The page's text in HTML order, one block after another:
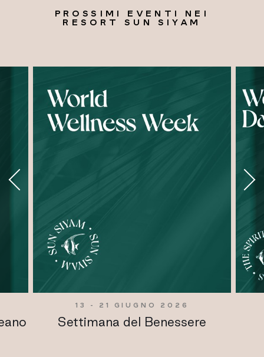
PROSSIMI EVENTI NEI
RESORT SUN SIYAM
13 - 21 GIUGNO 2026
Settimana del Benessere